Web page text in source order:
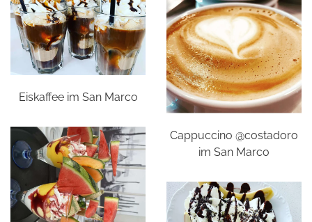
Eiskaffee im San Marco
Cappuccino @costadoro
im San Marco